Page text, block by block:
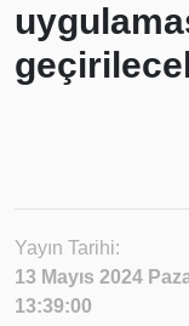
Yayın Tarihi:
13 Mayıs 2024
13:39:00